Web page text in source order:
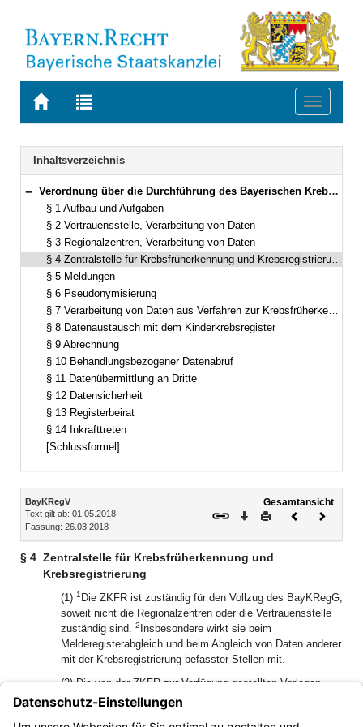
Zur
BAYERN.RECHT
Zur
letzten
Suche
Toggle
Navigation
Inhaltsverzeichnis
Bereich reduzieren
Verordnung über die Durchführung des Bayerischen Krebsregistergesetzes (Krebsregisterverordnung – BayKRegV) Vom 26. März 2018 (GVBl. S. 201) BayRS 2126-12-1-G (§§ 1–14)
§ 1 Aufbau und Aufgaben
§ 2 Vertrauensstelle, Verarbeitung von Daten
§ 3 Regionalzentren, Verarbeitung von Daten
§ 4 Zentralstelle für Krebsfrüherkennung und Krebsregistrierung
§ 5 Meldungen
§ 6 Pseudonymisierung
§ 7 Verarbeitung von Daten aus Verfahren zur Krebsfrüherkennung
§ 8 Datenaustausch mit dem Kinderkrebsregister
§ 9 Abrechnung
§ 10 Behandlungsbezogener Datenabruf
§ 11 Datenübermittlung an Dritte
§ 12 Datensicherheit
§ 13 Registerbeirat
§ 14 Inkrafttreten
[Schlussformel]
Inhalt
BayKRegV
Text gilt ab: 01.05.2018
Fassung: 26.03.2018
Gesamtansicht
Download
DruckenVorheriges
§ 4 Zentralstelle für Krebsfrüherkennung und
Krebsregistrierung
(1) 1 Die ZKFR ist zuständig für den Vollzug des BayKRegG,
soweit nicht die Regionalzentren oder die Vertrauensstelle
zuständig sind. 2 Insbesondere wirkt sie beim
Melderegisterabgleich und beim Abgleich von Daten anderer
mit der Krebsregistrierung befasster Stellen mit.
(2) Die von der ZKFR zur Verfügung gestellten Vorlagen
zum Inhalt der Meldungen je Meldeanlass und die von der
ZKFR aufgestellten Vorgaben zur Form der Meldung und